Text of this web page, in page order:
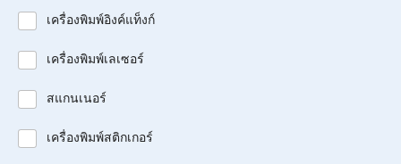
เครื่องพิมพ์อิงค์แท็งก์
เครื่องพิมพ์เลเซอร์
สแกนเนอร์
เครื่องพิมพ์สติกเกอร์